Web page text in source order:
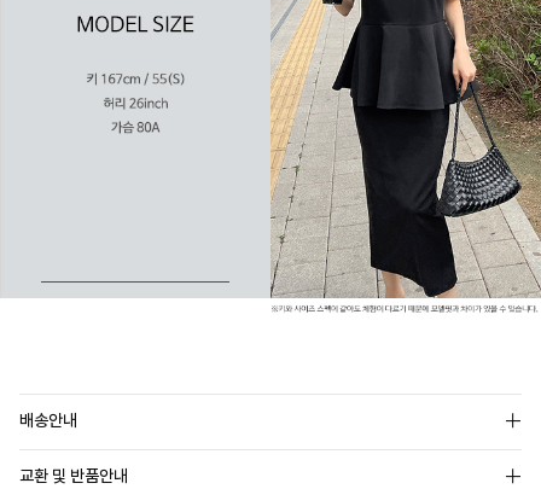
배송안내
교환 및 반품안내